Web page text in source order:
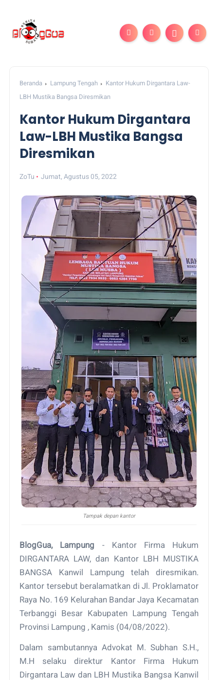
Beranda Lampung Tengah
Kantor Hukum Dirgantara Law-
LBH Mustika Bangsa Diresmikan
Kantor Hukum Dirgantara
Law-LBH Mustika Bangsa
Diresmikan
ZoTu Jumat, Agustus 05, 2022
Tampak depan kantor
BlogGua, Lampung - Kantor Firma Hukum
DIRGANTARA LAW, dan Kantor LBH MUSTIKA
BANGSA Kanwil Lampung telah diresmikan.
Kantor tersebut beralamatkan di Jl. Proklamator
Raya No. 169 Kelurahan Bandar Jaya Kecamatan
Terbanggi Besar Kabupaten Lampung Tengah
Provinsi Lampung , Kamis (04/08/2022).
Dalam sambutannya Advokat M. Subhan S.H.,
M.H selaku direktur Kantor Firma Hukum
Dirgantara Law dan LBH Mustika Bangsa Kanwil